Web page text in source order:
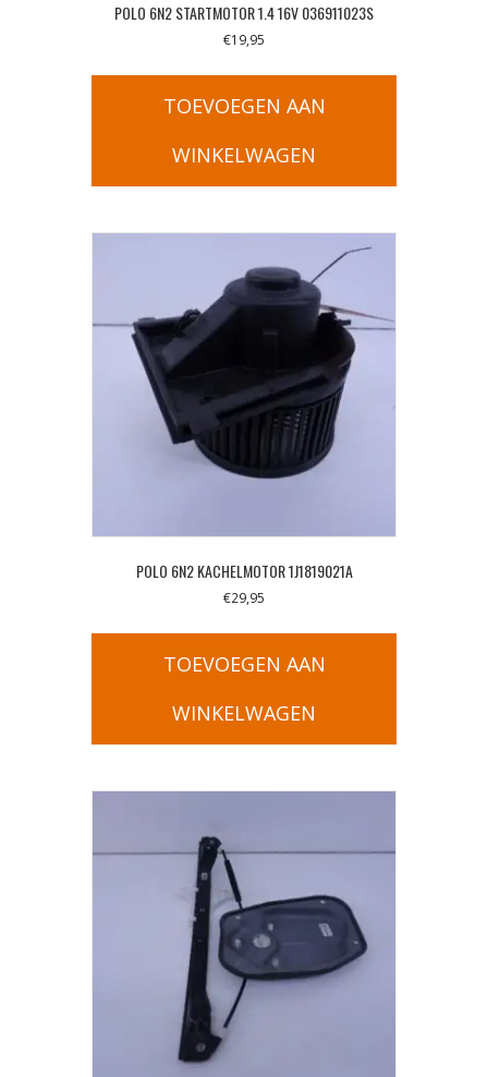
POLO 6N2 STARTMOTOR 1.4 16V 036911023S
€19,95
TOEVOEGEN AAN
WINKELWAGEN
POLO 6N2 KACHELMOTOR 1J1819021A
€29,95
TOEVOEGEN AAN
WINKELWAGEN